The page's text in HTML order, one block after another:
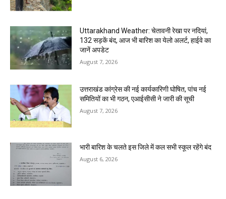
Uttarakhand Weather: चेतावनी रेखा पर नदियां,
132 सड़कें बंद, आज भी बारिश का येलो अलर्ट, हाईवे का
जानें अपडेट
August 7, 2026
उत्तराखंड कांग्रेस की नई कार्यकारिणी घोषित, पांच नई
समितियों का भी गठन, एआईसीसी ने जारी की सूची
August 7, 2026
भारी बारिश के चलते इस जिले में कल सभी स्कूल रहेंगे बंद
August 6, 2026